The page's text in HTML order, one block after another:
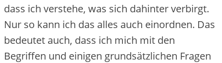
dass ich verstehe, was sich dahinter verbirgt.
Nur so kann ich das alles auch einordnen. Das
bedeutet auch, dass ich mich mit den
Begriffen und einigen grundsätzlichen Fragen